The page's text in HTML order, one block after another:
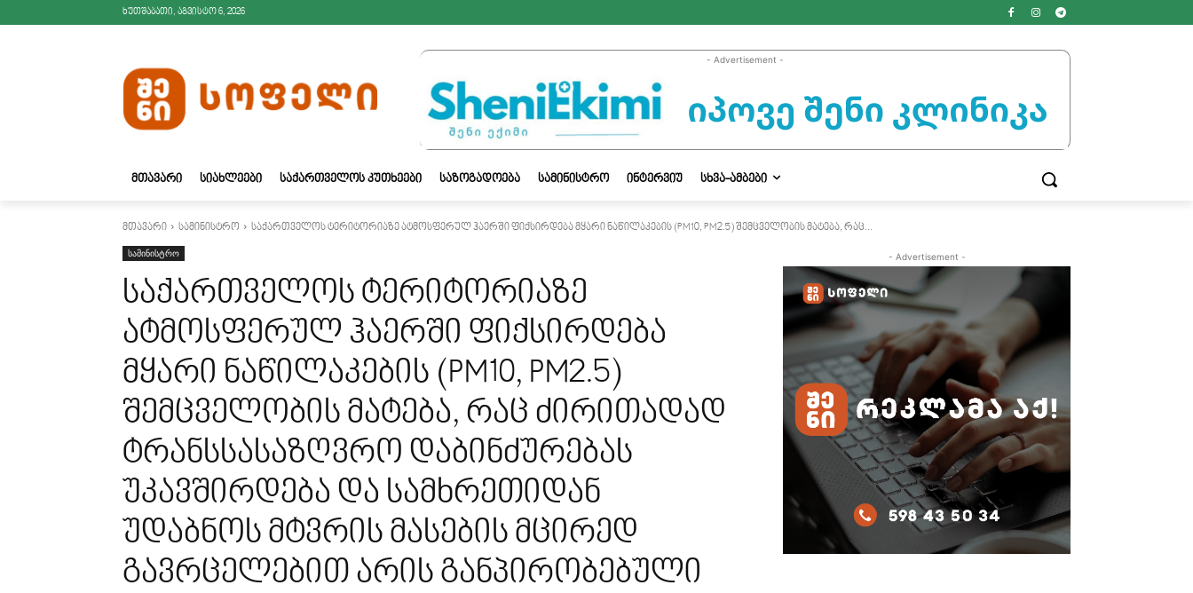
ხუთშაბათი, აგვისტო 6, 2026
- Advertisement -
ᲛᲗᲐᲕᲐᲠᲘ ᲡᲘᲐᲮᲚᲔᲔᲑᲘ ᲡᲐᲥᲐᲠᲗᲕᲔᲚᲝᲡ ᲙᲣᲗᲮᲔᲔᲑᲘ ᲡᲐᲖᲝᲒᲐᲓᲝᲔᲑᲐ ᲡᲐᲛᲘᲜᲘᲡᲢᲠᲝ ᲘᲜᲢᲔᲠᲕᲘᲣ ᲡᲮᲕᲐ-ᲐᲛᲑᲔᲑᲘ
მთავარი სამინისტრო საქართველოს ტერიტორიაზე ატმოსფერულ ჰაერში ფიქსირდება მყარი ნაწილაკების (PM10, PM2.5) შემცველობის მატება, რაც...
სამინისტრო
საქართველოს ტერიტორიაზე
ატმოსფერულ ჰაერში ფიქსირდება
მყარი ნაწილაკების (PM10, PM2.5)
შემცველობის მატება, რაც ძირითადად
ტრანსსასაზღვრო დაბინძურებას
უკავშირდება და სამხრეთიდან
უდაბნოს მტვრის მასების მცირედ
გავრცელებით არის განპირობებული
- Advertisement -